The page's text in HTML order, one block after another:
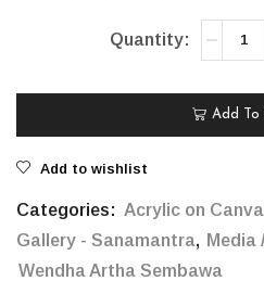
Add To
Add to wishlist
Categories: Acrylic on
Gallery - Sanamantra, Media
Wendha Artha Sembawa